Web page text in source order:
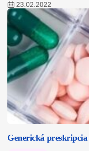
23.02.2022
Generická preskripcia